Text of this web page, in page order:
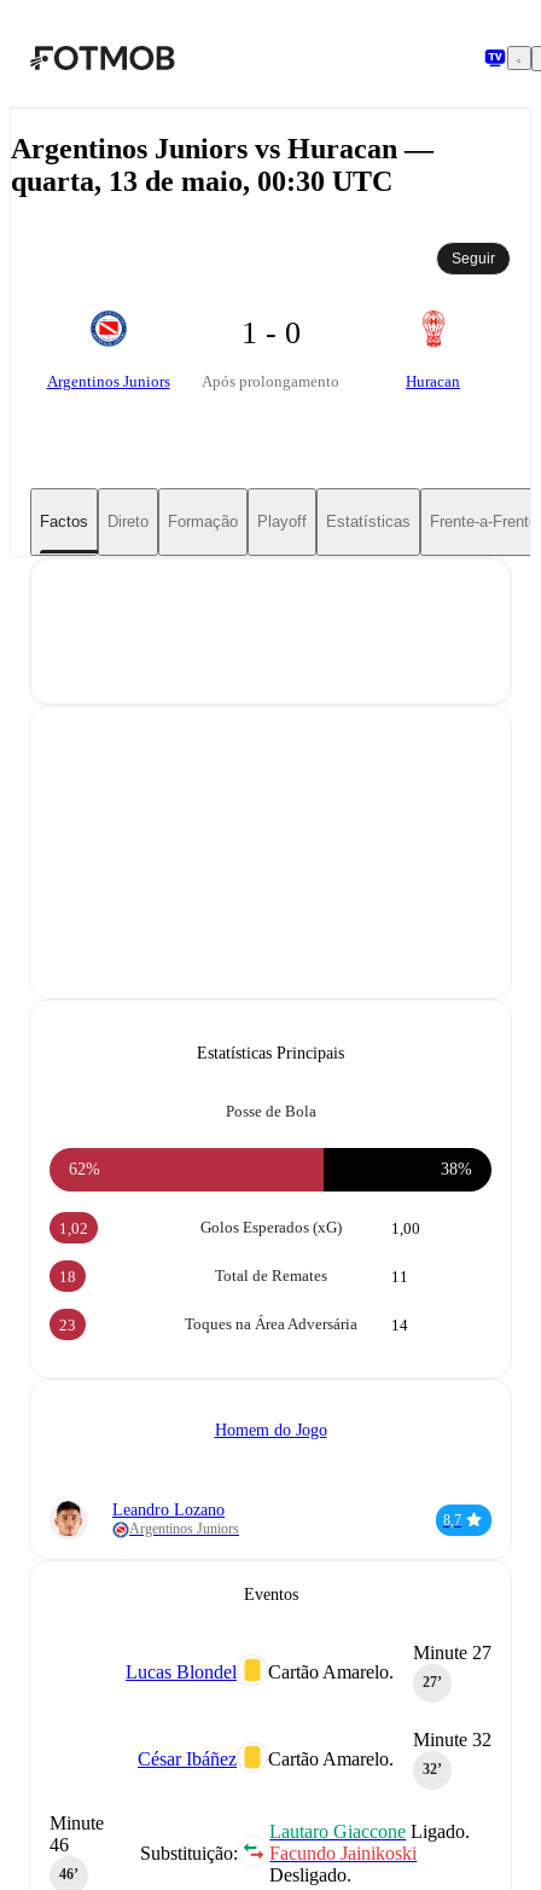
Argentinos Juniors vs Huracan —
quarta, 13 de maio, 00:30 UTC
Seguir
Argentinos Juniors
1 - 0
Após prolongamento Huracan
Factos Direto Formação Playoff Estatísticas Frente-a-Frente
Estatísticas Principais
Posse de Bola
62% 38%
Golos Esperados (xG)
1,02 1,00
Total de Remates
18 11
Toques na Área Adversária
23 14
Homem do Jogo
Leandro Lozano
Argentinos Juniors
8,7
Eventos
Minute 27
27‎’‎
Cartão Amarelo.
Lucas Blondel
Minute 32
32‎’‎
Cartão Amarelo.
César Ibáñez
Substituição:
Lautaro Giaccone Ligado.
Facundo Jainikoski
Desligado.
Minute
46
46‎’‎